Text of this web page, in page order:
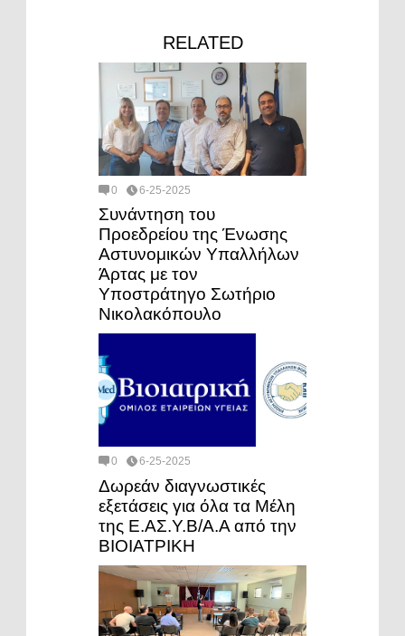
RELATED
0 6-25-2025
Συνάντηση του
Προεδρείου της Ένωσης
Αστυνομικών Υπαλλήλων
Άρτας με τον
Υποστράτηγο Σωτήριο
Νικολακόπουλο
0 6-25-2025
Δωρεάν διαγνωστικές
εξετάσεις για όλα τα Μέλη
της Ε.ΑΣ.Υ.Β/Α.Α από την
ΒΙΟΙΑΤΡΙΚΗ